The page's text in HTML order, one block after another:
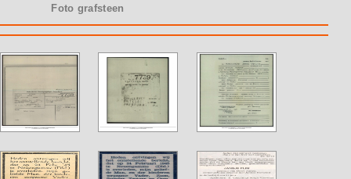
Foto grafsteen